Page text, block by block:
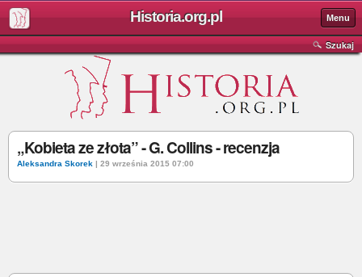
Historia.org.pl Menu
Szukaj
„Kobieta ze złota” - G. Collins - recenzja
Aleksandra Skorek | 29 września 2015 07:00